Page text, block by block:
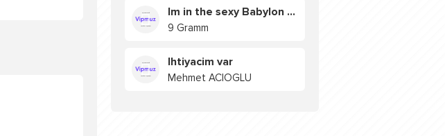
Im in the sexy Babylon БУЯ
9 Gramm
Ihtiyacim var
Mehmet ACIOGLU